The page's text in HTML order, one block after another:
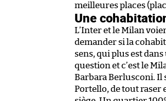
meilleures places
Une
L’Inter et le Milan
demander si la
sens, qui plus est
question et c’est le
Barbara Berlusconi. Il
Portello, de tout raser